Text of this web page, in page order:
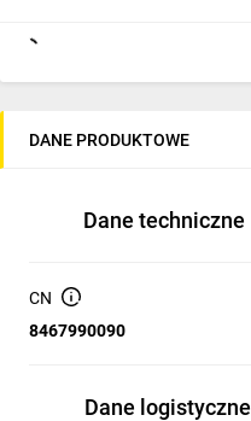
DANE PRODUKTOWE
Dane techniczne
CN
8467990090
Dane logistyczne